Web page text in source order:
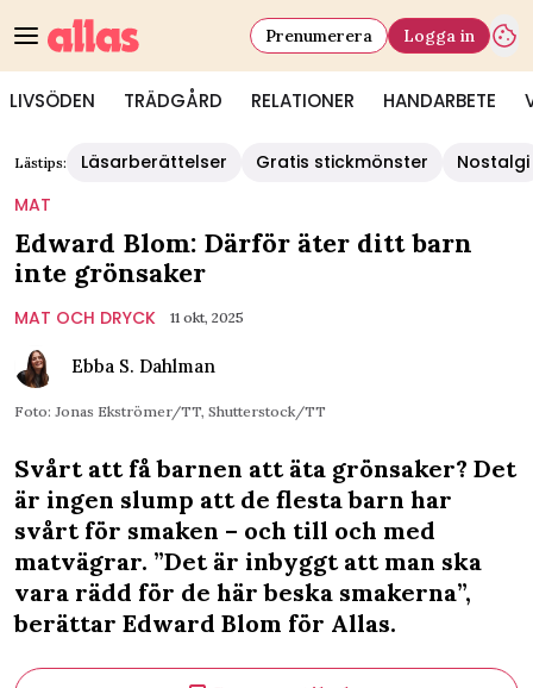
LIVSÖDEN TRÄDGÅRD RELATIONER HANDARBETE
Prenumerera Logga in
Lästips: Läsarberättelser Gratis stickmönster
Nostalgi
MAT
Edward Blom: Därför äter ditt barn
inte grönsaker
MAT OCH DRYCK 11 okt, 2025
Ebba S. Dahlman
Foto: Jonas Ekströmer/TT, Shutterstock/TT
Svårt att få barnen att äta grönsaker? Det
är ingen slump att de flesta barn har
svårt för smaken – och till och med
matvägrar. ”Det är inbyggt att man ska
vara rädd för de här beska smakerna”,
berättar Edward Blom för Allas.